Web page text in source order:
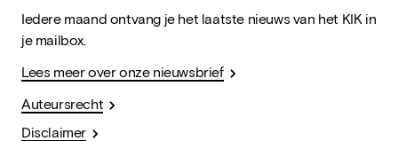
Iedere maand ontvang je het laatste nieuws van het KIK in
je mailbox.
Lees meer over onze nieuwsbrief
Auteursrecht
Disclaimer